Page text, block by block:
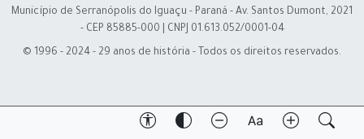
Município de Serranópolis do Iguaçu - Paraná - Av. Santos Dumont, 2021
- CEP 85885-000 | CNPJ 01.613.052/0001-04
© 1996 - 2024 - 29 anos de história - Todos os direitos reservados.